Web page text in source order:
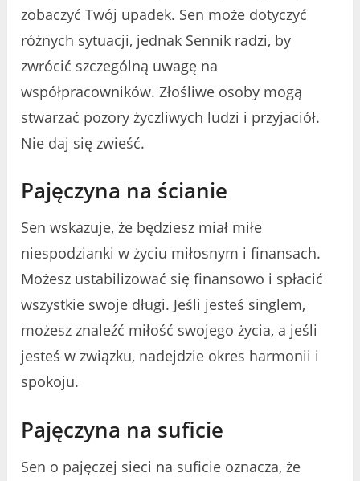
zobaczyć Twój upadek. Sen może dotyczyć
różnych sytuacji, jednak Sennik radzi, by
zwrócić szczególną uwagę na
współpracowników. Złośliwe osoby mogą
stwarzać pozory życzliwych ludzi i przyjaciół.
Nie daj się zwieść.
Pajęczyna na ścianie
Sen wskazuje, że będziesz miał miłe
niespodzianki w życiu miłosnym i finansach.
Możesz ustabilizować się finansowo i spłacić
wszystkie swoje długi. Jeśli jesteś singlem,
możesz znaleźć miłość swojego życia, a jeśli
jesteś w związku, nadejdzie okres harmonii i
spokoju.
Pajęczyna na suficie
Sen o pajęczej sieci na suficie oznacza, że